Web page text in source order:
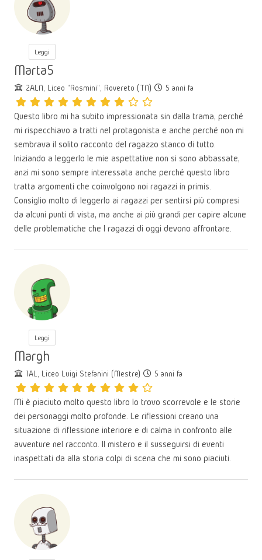
Leggi
Marta5
2ALN, Liceo "Rosmini", Rovereto (TN) 5 anni fa
Questo libro mi ha subito impressionata sin dalla trama, perché
mi rispecchiavo a tratti nel protagonista e anche perché non mi
sembrava il solito racconto del ragazzo stanco di tutto.
Iniziando a leggerlo le mie aspettative non si sono abbassate,
anzi mi sono sempre interessata anche perché questo libro
tratta argomenti che coinvolgono noi ragazzi in primis.
Consiglio molto di leggerlo ai ragazzi per sentirsi più compresi
da alcuni punti di vista, ma anche ai più grandi per capire alcune
delle problematiche che I ragazzi di oggi devono affrontare.
Leggi
Margh
1AL, Liceo Luigi Stefanini (Mestre) 5 anni fa
Mi è piaciuto molto questo libro lo trovo scorrevole e le storie
dei personaggi molto profonde. Le riflessioni creano una
situazione di riflessione interiore e di calma in confronto alle
avventure nel racconto. Il mistero e il susseguirsi di eventi
inaspettati da alla storia colpi di scena che mi sono piaciuti.